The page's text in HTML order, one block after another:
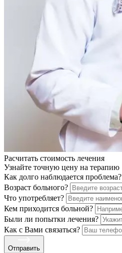
Расчитать стоимость лечения
Узнайте точную цену на терапию
Как долго наблюдается проблема?
Возраст больного?
Что употребляет?
Кем приходится больной?
Были ли попытки лечения?
Как с Вами связаться?
Отправить